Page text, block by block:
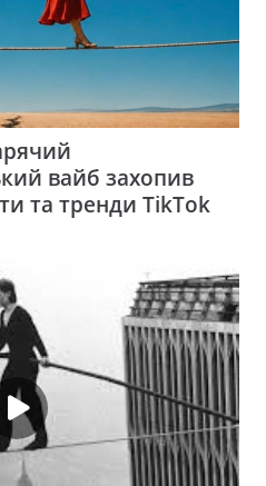
вайб захопив
та тренди TikTok